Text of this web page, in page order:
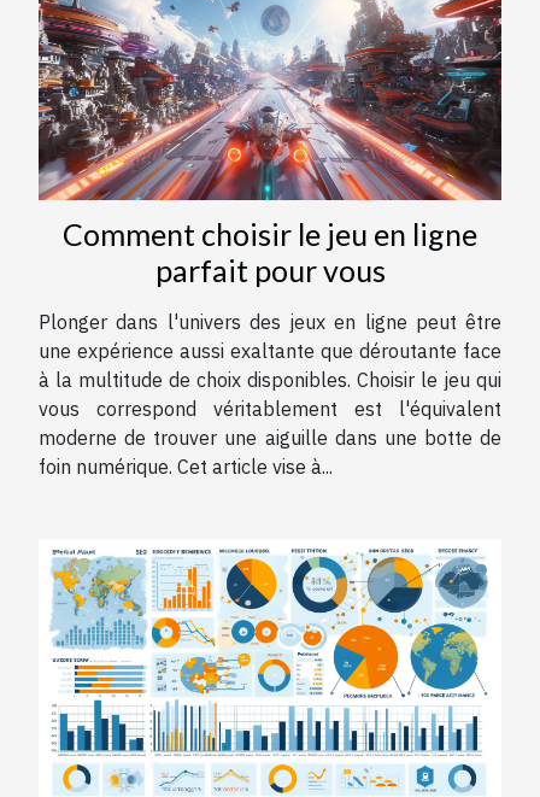
Comment choisir le jeu en ligne
parfait pour vous
Plonger dans l'univers des jeux en ligne peut être
une expérience aussi exaltante que déroutante face
à la multitude de choix disponibles. Choisir le jeu qui
vous correspond véritablement est l'équivalent
moderne de trouver une aiguille dans une botte de
foin numérique. Cet article vise à...